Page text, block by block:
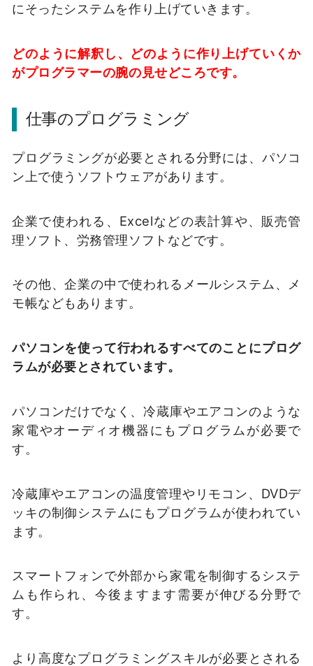
にそったシステムを作り上げていきます。
どのように解釈し、どのように作り上げていくか
がプログラマーの腕の見せどころです。
仕事のプログラミング
プログラミングが必要とされる分野には、パソコ
ン上で使うソフトウェアがあります。
企業で使われる、Excelなどの表計算や、販売管
理ソフト、労務管理ソフトなどです。
その他、企業の中で使われるメールシステム、メ
モ帳などもあります。
パソコンを使って行われるすべてのことにプログ
ラムが必要とされています。
パソコンだけでなく、冷蔵庫やエアコンのような
家電やオーディオ機器にもプログラムが必要で
す。
冷蔵庫やエアコンの温度管理やリモコン、DVDデ
ッキの制御システムにもプログラムが使われてい
ます。
スマートフォンで外部から家電を制御するシステ
ムも作られ、今後ますます需要が伸びる分野で
す。
より高度なプログラミングスキルが必要とされる